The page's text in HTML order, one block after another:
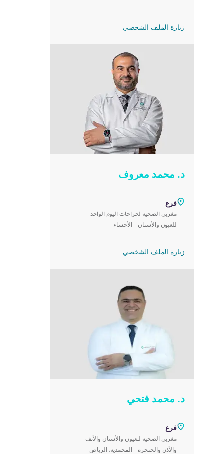
زيارة الملف الشخصي
د. محمد معروف
فرع
مغربي الصحية لجراحات اليوم الواحد
للعيون والأسنان – الأحساء
زيارة الملف الشخصي
د. محمد فتحي
فرع
مغربي الصحية للعيون والأسنان والأنف
والأذن والحنجرة – المحمدية، الرياض